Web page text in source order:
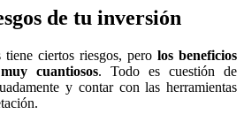
de tu inversión
ciertos riesgos, pero los beneficios
cuantiosos. Todo es cuestión de
y contar con las herramientas